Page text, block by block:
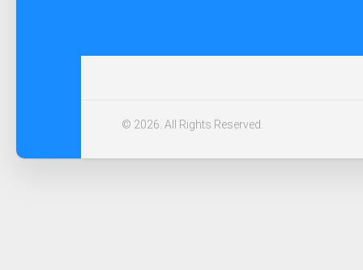
© 2026. All Rights Reserved.